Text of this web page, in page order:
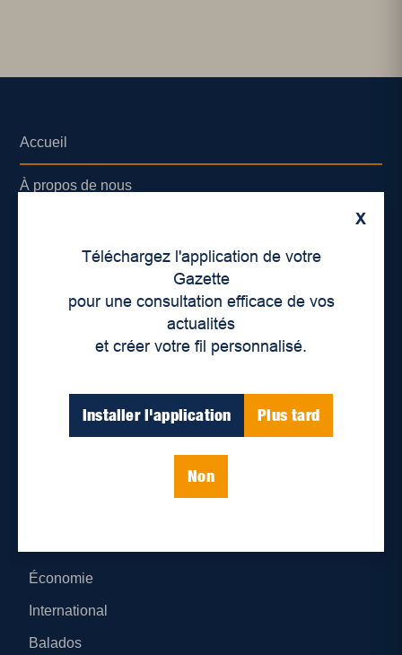
X
Téléchargez l'application de votre
Gazette
pour une consultation efficace de vos
actualités
et créer votre fil personnalisé.
Installer l'application Plus tard
Non
Accueil
À propos de nous
Lieux de distribution
Économie
International
Balados